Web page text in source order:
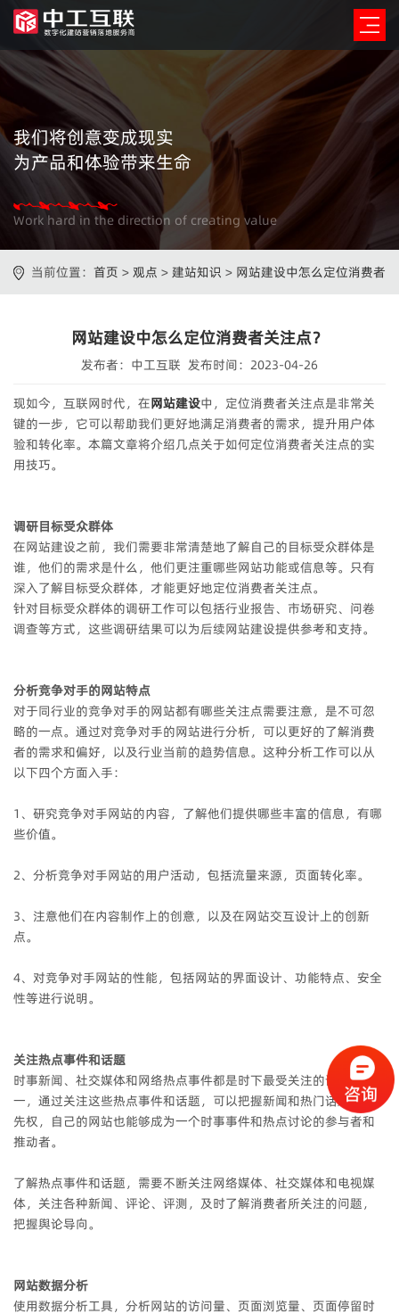
我们将创意变成现实
为产品和体验带来生命
Work hard in the direction of creating value
当前位置： 首页 > 观点 > 建站知识 > 网站建设中怎么定位消费者
网站建设中怎么定位消费者关注点？
发布者：中工互联 发布时间：2023-04-26
现如今，互联网时代，在网站建设中，定位消费者关注点是非常关
键的一步，它可以帮助我们更好地满足消费者的需求，提升用户体
验和转化率。本篇文章将介绍几点关于如何定位消费者关注点的实
用技巧。
调研目标受众群体
在网站建设之前，我们需要非常清楚地了解自己的目标受众群体是
谁，他们的需求是什么，他们更注重哪些网站功能或信息等。只有
深入了解目标受众群体，才能更好地定位消费者关注点。
针对目标受众群体的调研工作可以包括行业报告、市场研究、问卷
调查等方式，这些调研结果可以为后续网站建设提供参考和支持。
分析竞争对手的网站特点
对于同行业的竞争对手的网站都有哪些关注点需要注意，是不可忽
略的一点。通过对竞争对手的网站进行分析，可以更好的了解消费
者的需求和偏好，以及行业当前的趋势信息。这种分析工作可以从
以下四个方面入手：
1、研究竞争对手网站的内容，了解他们提供哪些丰富的信息，有哪
些价值。
2、分析竞争对手网站的用户活动，包括流量来源，页面转化率。
3、注意他们在内容制作上的创意，以及在网站交互设计上的创新
点。
4、对竞争对手网站的性能，包括网站的界面设计、功能特点、安全
性等进行说明。
关注热点事件和话题
时事新闻、社交媒体和网络热点事件都是时下最受关注的话题之
一，通过关注这些热点事件和话题，可以把握新闻和热门话题的优
先权，自己的网站也能够成为一个时事事件和热点讨论的参与者和
推动者。
了解热点事件和话题，需要不断关注网络媒体、社交媒体和电视媒
体，关注各种新闻、评论、评测，及时了解消费者所关注的问题，
把握舆论导向。
网站数据分析
使用数据分析工具，分析网站的访问量、页面浏览量、页面停留时